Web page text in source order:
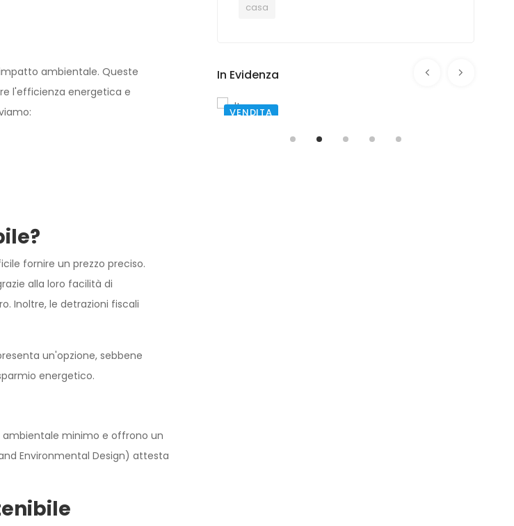
ambientale. Queste
l'efficienza energetica e
fornire un prezzo preciso.
alla loro facilità di
Inoltre, le detrazioni fiscali
un'opzione, sebbene
energetico.
ambientale minimo e offrono un
Environmental Design) attesta
casa
In Evidenza
VENDITA